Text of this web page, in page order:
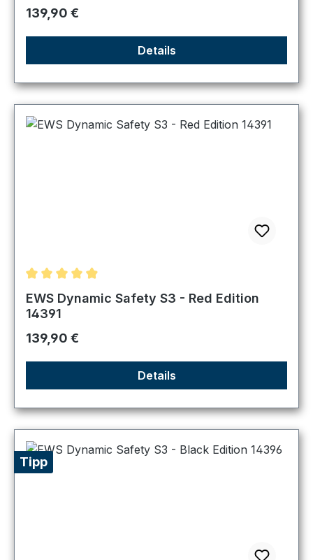
Regulärer Preis:
139,90 €
Details
Durchschnittliche Bewertung von 4.89 von 5 Sternen
EWS Dynamic Safety S3 - Red Edition
14391
Regulärer Preis:
139,90 €
Details
Tipp